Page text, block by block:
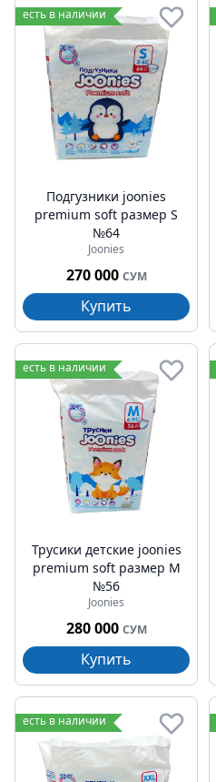
есть в наличии
Подгузники joonies
premium soft pазмер S
№64
Joonies
270 000 СУМ
Купить
есть в наличии
Трусики детские joonies
premium soft размер M
№56
Joonies
280 000 СУМ
Купить
есть в наличии